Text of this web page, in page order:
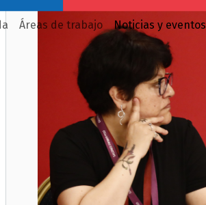
Áreas de trabajo Noticias y eventos